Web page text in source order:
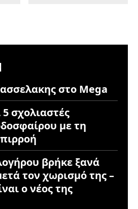
στο Mega
5 σχολιαστές
με τη
βρήκε ξανά
τον χωρισμό της –
ο νέος της